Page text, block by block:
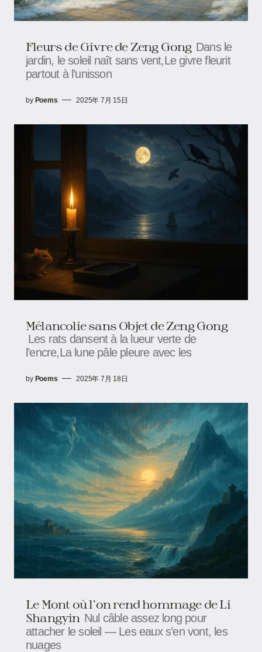
Fleurs de Givre​​​​​​ de Zeng Gong Dans le
jardin, le soleil naît sans vent,Le givre fleurit
partout à l’unisson
by Poems 2025年 7月 15日
Mélancolie sans Objet​​ de Zeng Gong
Les rats dansent à la lueur verte de
l’encre,La lune pâle pleure avec les
by Poems 2025年 7月 18日
Le Mont où l’on rend hommage de Li
Shangyin Nul câble assez long pour
attacher le soleil — Les eaux s’en vont, les
nuages